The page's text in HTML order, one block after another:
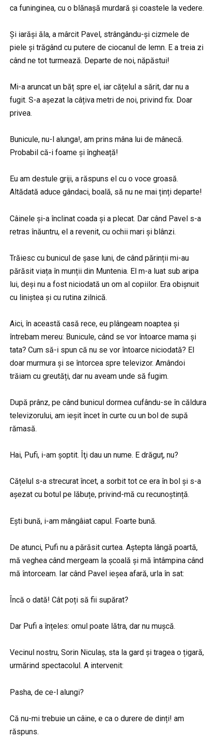
ca funinginea, cu o blănașă murdară și coastele la vedere.
Și iarăși ăla, a mârcit Pavel, strângându-și cizmele de
piele și trăgând cu putere de ciocanul de lemn. E a treia zi
când ne tot turmează. Departe de noi, năpăstui!
Mi-a aruncat un băț spre el, iar cățelul a sărit, dar nu a
fugit. S-a așezat la câțiva metri de noi, privind fix. Doar
privea.
Bunicule, nu-l alunga!, am prins mâna lui de mânecă.
Probabil că-i foame și îngheață!
Eu am destule griji, a răspuns el cu o voce groasă.
Altădată aduce gândaci, boală, să nu ne mai ținți departe!
Câinele și-a înclinat coada și a plecat. Dar când Pavel s-a
retras înăuntru, el a revenit, cu ochii mari și blânzi.
Trăiesc cu bunicul de șase luni, de când părinții mi-au
părăsit viața în munții din Muntenia. El m-a luat sub aripa
lui, deși nu a fost niciodată un om al copiilor. Era obișnuit
cu liniștea și cu rutina zilnică.
Aici, în această casă rece, eu plângeam noaptea și
întrebam mereu: Bunicule, când se vor întoarce mama și
tata? Cum să-i spun că nu se vor întoarce niciodată? El
doar murmura și se întorcea spre televizor. Amândoi
trăiam cu greutăți, dar nu aveam unde să fugim.
După prânz, pe când bunicul dormea cufându-se în căldura
televizorului, am ieșit încet în curte cu un bol de supă
rămasă.
Hai, Pufi, i-am șoptit. Îţi dau un nume. E drăguț, nu?
Cățelul s-a strecurat încet, a sorbit tot ce era în bol și s-a
așezat cu botul pe lăbuțe, privind-mă cu recunoștință.
Ești bună, i-am mângâiat capul. Foarte bună.
De atunci, Pufi nu a părăsit curtea. Aștepta lângă poartă,
mă veghea când mergeam la școală și mă întâmpina când
mă întorceam. Iar când Pavel ieșea afară, urla în sat:
Încă o dată! Cât poți să fii supărat?
Dar Pufi a înțeles: omul poate lătra, dar nu mușcă.
Vecinul nostru, Sorin Niculaș, sta la gard și tragea o țigară,
urmărind spectacolul. A intervenit:
Pasha, de ce-l alungi?
Că nu-mi trebuie un câine, e ca o durere de dinți! am
răspuns.